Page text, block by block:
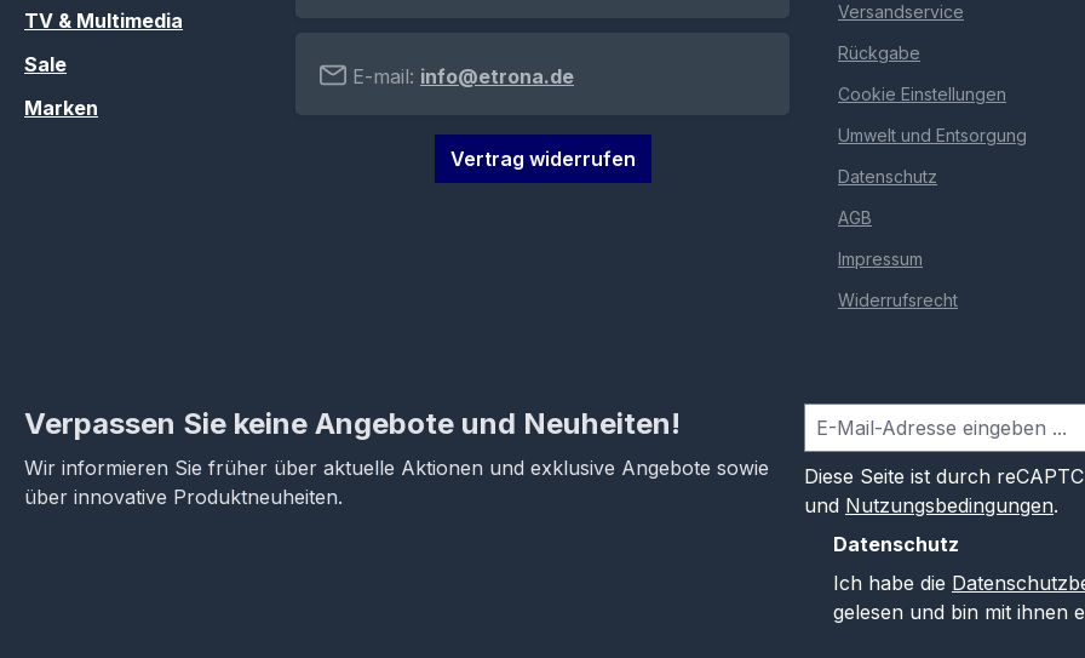
TV & Multimedia
Sale
Marken
E-mail: info@etrona.de
Vertrag widerrufen
Versandservice
Rückgabe
Cookie Einstellungen
Umwelt und Entsorgung
Datenschutz
AGB
Impressum
Widerrufsrecht
Verpassen Sie keine Angebote und Neuheiten!
Wir informieren Sie früher über aktuelle Aktionen und exklusive Angebote sowie
über innovative Produktneuheiten.
Diese Seite ist durch
und Nutzungsbedingungen.
Datenschutz
Ich habe die
gelesen und bin mit ihnen